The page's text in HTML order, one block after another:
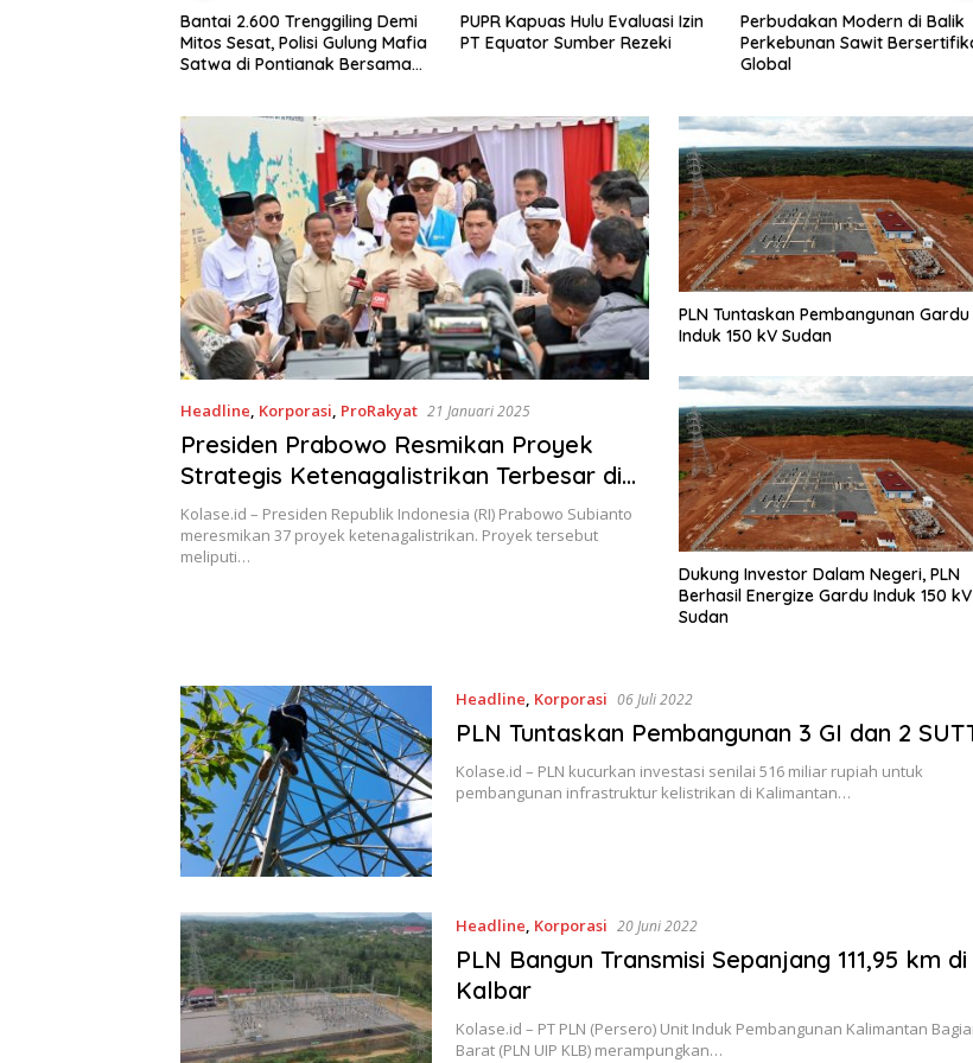
PUPR Kapuas Hulu Evaluasi Izin
PT Equator Sumber Rezeki
Perbudakan Modern di Balik
Perkebunan Sawit Bersertifikat
Kalimantan Darurat Asap,
WALHI Desak Negara
Korporasi Nakal
Headline, Korporasi, ProRakyat 21 Januari 2025
Presiden Prabowo Resmikan Proyek
Strategis Ketenagalistrikan Terbesar di
Dunia
Kolase.id – Presiden Republik Indonesia (RI) Prabowo Subianto
meresmikan 37 proyek ketenagalistrikan. Proyek tersebut
meliputi…
PLN Tuntaskan Pembangunan Gardu
Induk 150 kV Sudan
Dukung Investor Dalam Negeri, PLN
Berhasil Energize Gardu Induk 150 kV
Sudan
Headline, Korporasi 06 Juli 2022
PLN Tuntaskan Pembangunan 3 GI dan 2
Kolase.id – PLN kucurkan investasi senilai 516 miliar rupiah untuk
pembangunan infrastruktur kelistrikan di Kalimantan…
Headline, Korporasi 20 Juni 2022
PLN Bangun Transmisi Sepanjang 111,95 km di
Kalbar
Kolase.id – PT PLN (Persero) Unit Induk Pembangunan Kalimantan
Barat (PLN UIP KLB) merampungkan…